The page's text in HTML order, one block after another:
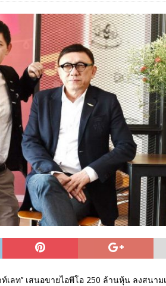
เลท’’ เสนอขายไอพีโอ 250 ล้านหุ้น ลงสนาม